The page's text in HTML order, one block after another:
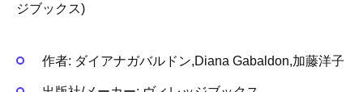
ジブックス)
作者: ダイアナガバルドン,Diana Gabaldon,加藤洋子